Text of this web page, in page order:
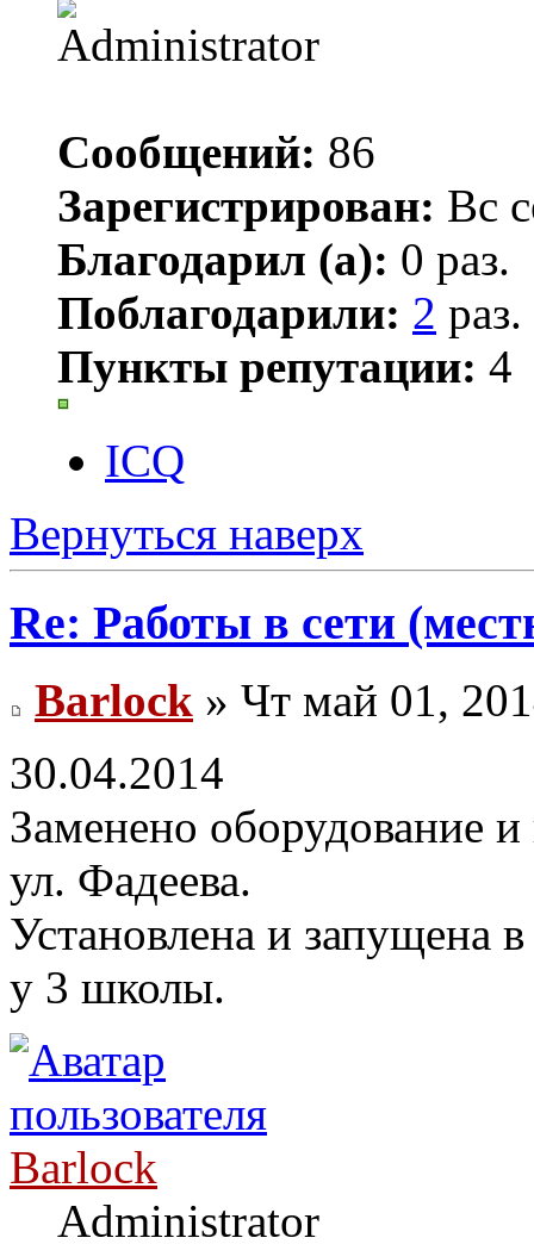
Сообщений: 86
Зарегистрирован: Вс
Благодарил (а): 0 раз.
Поблагодарили: 2 раз.
Пункты репутации: 4
ICQ
Вернуться наверх
Re: Работы в сети
Barlock » Чт май 01,
30.04.2014
Заменено оборудование
ул. Фадеева.
Установлена и запущена
у 3 школы.
Barlock
Administrator